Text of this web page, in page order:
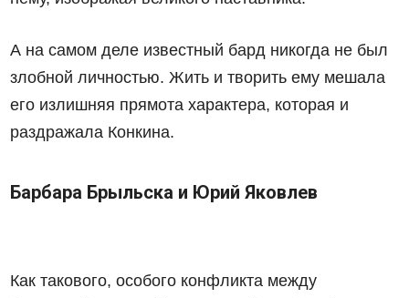
А на самом деле известный бард никогда не был
злобной личностью. Жить и творить ему мешала
его излишняя прямота характера, которая и
раздражала Конкина.
Барбара Брыльска и Юрий Яковлев
Как такового, особого конфликта между